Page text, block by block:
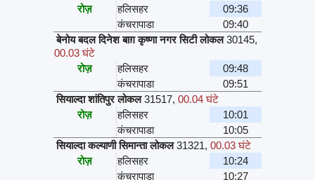
रोज़
हलिसहर
09:36
कंचरापाडा
09:40
बेनोय बदल दिनेश बाग़ कृष्णा नगर सिटी लोकल 30145,
00.03 घंटे
रोज़
हलिसहर
09:48
कंचरापाडा
09:51
सियाल्दा शांतिपुर लोकल 31517, 00.04 घंटे
रोज़
हलिसहर
10:01
कंचरापाडा
10:05
सियाल्दा कल्याणी सिमान्ता लोकल 31321, 00.03 घंटे
रोज़
हलिसहर
10:24
कंचरापाडा
10:27